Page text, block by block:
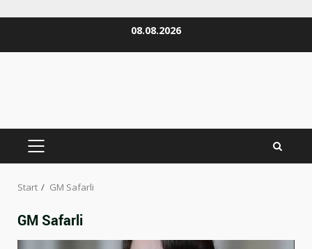
08.08.2026
PRIMÄRES
Start GM Safarli
GM Safarli